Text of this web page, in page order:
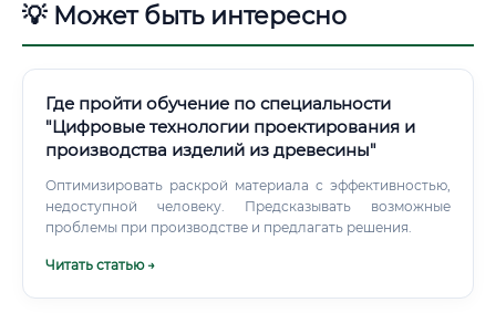
💡 Может быть интересно
Где пройти обучение по специальности
"Цифровые технологии проектирования и
производства изделий из древесины"
Оптимизировать раскрой материала с эффективностью,
недоступной человеку. Предсказывать возможные
проблемы при производстве и предлагать решения.
Читать статью →